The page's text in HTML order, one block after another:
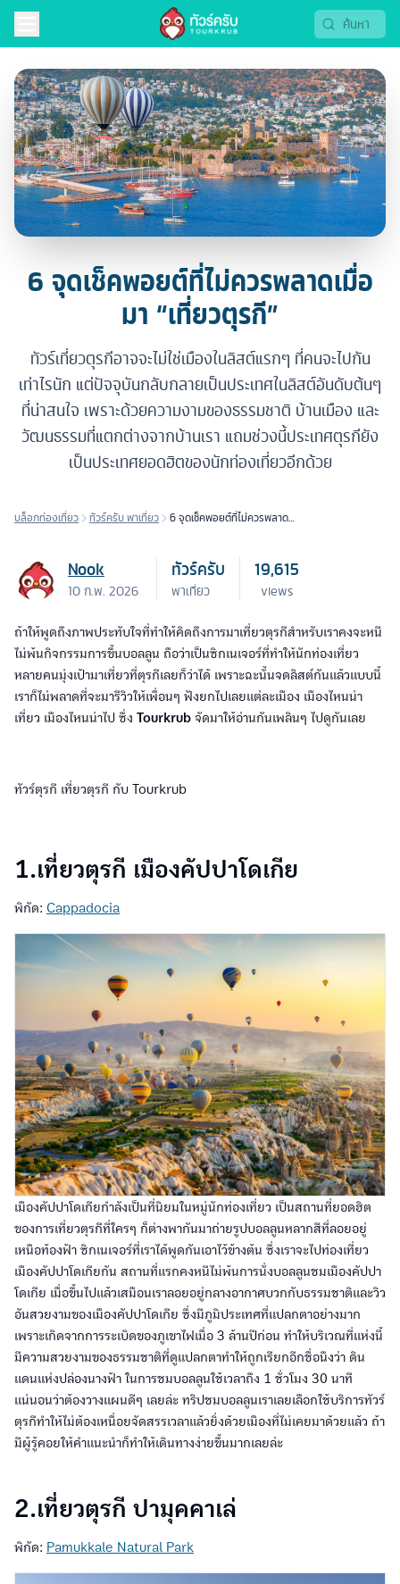
6 จุดเช็คพอยต์ที่ไม่ควรพลาดเมื่อ
มา “เที่ยวตุรกี”
ทัวร์เที่ยวตุรกีอาจจะไม่ใช่เมืองในลิสต์แรกๆ ที่คนจะไปกัน
เท่าไรนัก แต่ปัจจุบันกลับกลายเป็นประเทศในลิสต์อันดับต้นๆ
ที่น่าสนใจ เพราะด้วยความงามของธรรมชาติ บ้านเมือง และ
วัฒนธรรมที่แตกต่างจากบ้านเรา แถมช่วงนี้ประเทศตุรกียัง
เป็นประเทศยอดฮิตของนักท่องเที่ยวอีกด้วย
บล็อกท่องเที่ยว ทัวร์ครับ พาเที่ยว
6 จุดเช็คพอยต์ที่ไม่ควรพลาด
Nook
10 ก.พ. 2026
ทัวร์ครับ
พาเที่ยว
19,615
views
ถ้าให้พูดถึงภาพประทับใจที่ทำให้คิดถึงการมาเที่ยวตุรกีสำหรับเราคงจะหนี
ไม่พ้นกิจกรรมการขึ้นบอลลูน ถือว่าเป็นซิกเนเจอร์ที่ทำให้นักท่องเที่ยว
หลายคนมุ่งเป้ามาเที่ยวที่ตุรกีเลยก็ว่าได้ เพราะฉะนั้นจดลิสต์กันแล้วแบบนี้
เราก็ไม่พลาดที่จะมารีวิวให้เพื่อนๆ ฟังยกไปเลยแต่ละเมือง เมืองไหนน่า
เที่ยว เมืองไหนน่าไป ซึ่ง Tourkrub จัดมาให้อ่านกันเพลินๆ ไปดูกันเลย
ทัวร์ตุรกี เที่ยวตุรกี กับ Tourkrub
1.เที่ยวตุรกี เมืองคัปปาโดเกีย
พิกัด: Cappadocia
เมืองคัปปาโดเกียกำลังเป็นที่นิยมในหมู่นักท่องเที่ยว เป็นสถานที่ยอดฮิต
ของการเที่ยวตุรกีที่ใครๆ ก็ต่างพากันมาถ่ายรูปบอลลูนหลากสีที่ลอยอยู่
เหนือท้องฟ้า ซิกเนเจอร์ที่เราได้พูดกันเอาไว้ข้างต้น ซึ่งเราจะไปท่องเที่ยว
เมืองคัปปาโดเกียกัน สถานที่แรกคงหนีไม่พ้นการนั่งบอลลูนชมเมืองคัปปา
โดเกีย เมื่อขึ้นไปแล้วเสมือนเราลอยอยู่กลางอากาศบวกกับธรรมชาติและวิว
อันสวยงามของเมืองคัปปาโดเกีย ซึ่งมีภูมิประเทศที่แปลกตาอย่างมาก
เพราะเกิดจากการระเบิดของภูเขาไฟเมื่อ 3 ล้านปีก่อน ทำให้บริเวณที่แห่งนี้
มีความสวยงามของธรรมชาติที่ดูแปลกตาทำให้ถูกเรียกอีกชื่อนึงว่า ดิน
แดนแห่งปล่องนางฟ้า ในการชมบอลลูนใช้เวลาถึง 1 ชั่วโมง 30 นาที
แน่นอนว่าต้องวางแผนดีๆ เลยล่ะ ทริปชมบอลลูนเราเลยเลือกใช้บริการทัวร์
ตุรกีทำให้ไม่ต้องเหนื่อยจัดสรรเวลาแล้วยิ่งด้วยเมืองที่ไม่เคยมาด้วยแล้ว ถ้า
มีผู้รู้คอยให้คำแนะนำก็ทำให้เดินทางง่ายขึ้นมากเลยล่ะ
2.เที่ยวตุรกี ปามุคคาเล่
พิกัด: Pamukkale Natural Park